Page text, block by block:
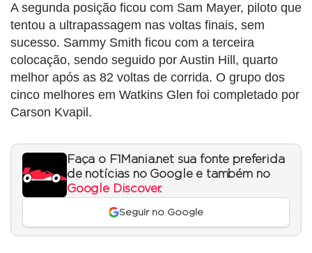
A segunda posição ficou com Sam Mayer, piloto que
tentou a ultrapassagem nas voltas finais, sem
sucesso. Sammy Smith ficou com a terceira
colocação, sendo seguido por Austin Hill, quarto
melhor após as 82 voltas de corrida. O grupo dos
cinco melhores em Watkins Glen foi completado por
Carson Kvapil.
Faça o F1Mania.net sua fonte preferida
de notícias no Google e também no
Google Discover.
Seguir no Google